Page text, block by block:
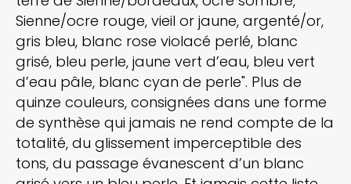
Sienne/ocre rouge, vieil or jaune, argenté/or,
gris bleu, blanc rose violacé perlé, blanc
grisé, bleu perle, jaune vert d’eau, bleu vert
d’eau pâle, blanc cyan de perle". Plus de
quinze couleurs, consignées dans une forme
de synthèse qui jamais ne rend compte de la
totalité, du glissement imperceptible des
tons, du passage évanescent d’un blanc